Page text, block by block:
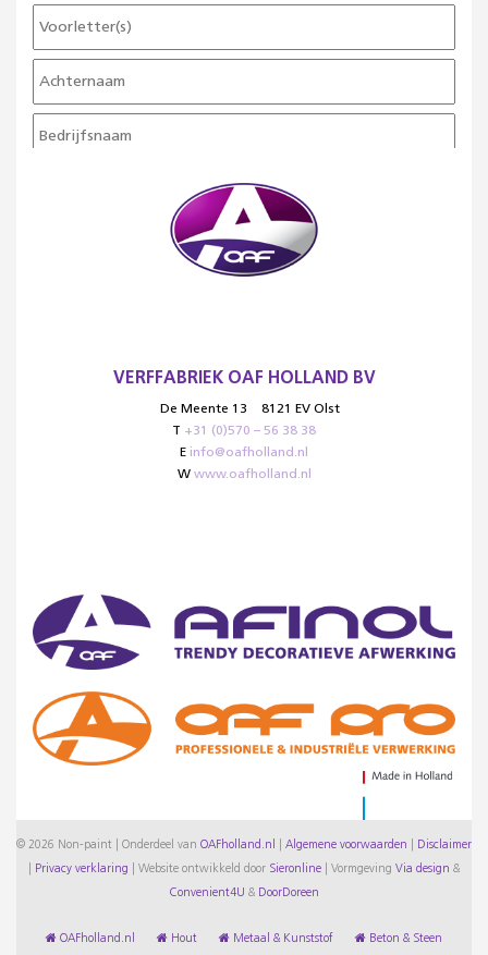
VERFFABRIEK OAF HOLLAND BV
De Meente 13
8121 EV Olst
T +31 (0)570 – 56 38 38
E info@oafholland.nl
W www.oafholland.nl
© 2026 Non-paint | Onderdeel van OAFholland.nl Algemene voorwaarden Disclaimer
Privacy verklaring Website ontwikkeld door Sieronline Vormgeving Via design &
Convenient4U & DoorDoreen
OAFholland.nl Hout Metaal & Kunststof Beton & Steen